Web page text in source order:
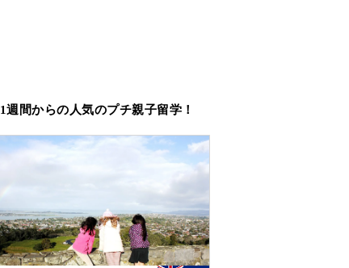
1週間からの人気のプチ親子留学！